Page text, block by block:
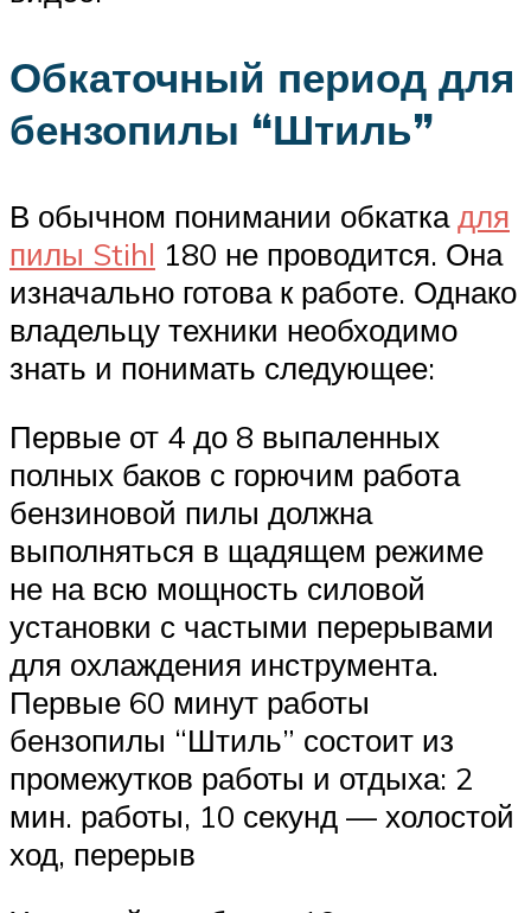
Обкаточный период для
бензопилы “Штиль”
В обычном понимании обкаткадля
пилы Stihl 180 не проводится. Она
изначально готова к работе. Однако
владельцу техники необходимо
знать и понимать следующее:
Первые от 4 до 8 выпаленных
полных баков с горючим работа
бензиновой пилы должна
выполняться в щадящем режиме
не на всю мощность силовой
установки с частыми перерывами
для охлаждения инструмента.
Первые 60 минут работы
бензопилы “Штиль” состоит из
промежутков работы и отдыха: 2
мин. работы, 10 секунд — холостой
ход, перерыв